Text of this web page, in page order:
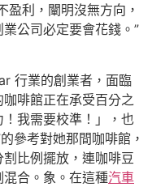
盈利，闡明沒無方向，
公司必定要會花錢。”
行業的創業者，面臨
啡館正在承受百分之
我需要校準！」，也
參考對她那間咖啡館，
比例擺放，連咖啡豆
合。象。在這種汽車